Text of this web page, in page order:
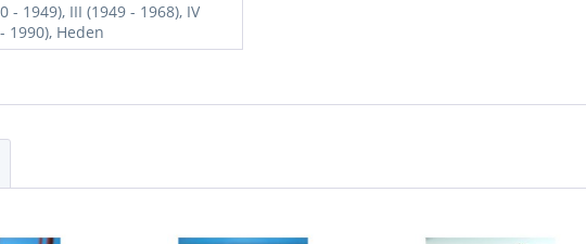
- 1949), III (1949 - 1968), IV
1990), Heden